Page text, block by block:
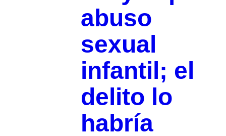
abuso
sexual
infantil; el
delito lo
habría